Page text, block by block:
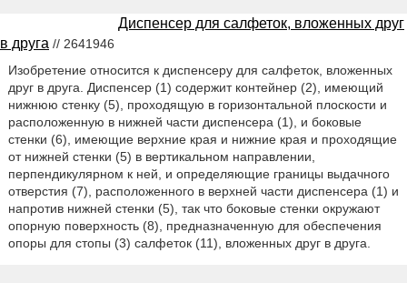
Диспенсер для салфеток, вложенных друг
в друга // 2641946
Изобретение относится к диспенсеру для салфеток, вложенных
друг в друга. Диспенсер (1) содержит контейнер (2), имеющий
нижнюю стенку (5), проходящую в горизонтальной плоскости и
расположенную в нижней части диспенсера (1), и боковые
стенки (6), имеющие верхние края и нижние края и проходящие
от нижней стенки (5) в вертикальном направлении,
перпендикулярном к ней, и определяющие границы выдачного
отверстия (7), расположенного в верхней части диспенсера (1) и
напротив нижней стенки (5), так что боковые стенки окружают
опорную поверхность (8), предназначенную для обеспечения
опоры для стопы (3) салфеток (11), вложенных друг в друга.